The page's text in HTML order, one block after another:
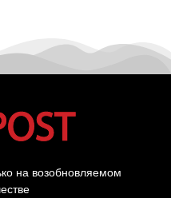
на возобновляемом